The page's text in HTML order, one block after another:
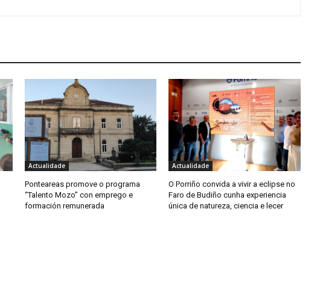
Actualidade
Ponteareas promove o programa
“Talento Mozo” con emprego e
formación remunerada
Actualidade
O Porriño convida a vivir a eclipse no
Faro de Budiño cunha experiencia
única de natureza, ciencia e lecer